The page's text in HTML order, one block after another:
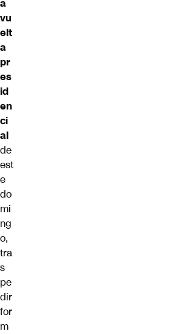
a
vu
elt
a
pr
es
id
en
ci
al
de
est
e
do
mi
ng
o,
tra
s
pe
dir
for
m